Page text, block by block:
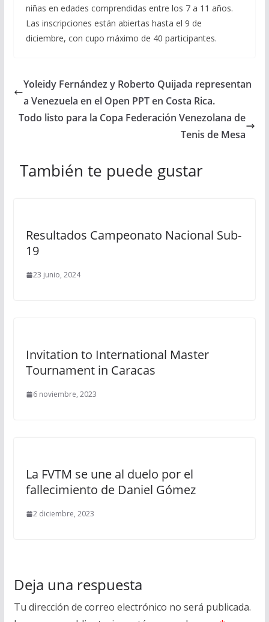
niñas en edades comprendidas entre los 7 a 11 años.
Las inscripciones están abiertas hasta el 9 de
diciembre, con cupo máximo de 40 participantes.
Yoleidy Fernández y Roberto Quijada representan
a Venezuela en el Open PPT en Costa Rica.
Todo listo para la Copa Federación Venezolana de
Tenis de Mesa
También te puede gustar
Resultados Campeonato Nacional Sub-
19
23 junio, 2024
Invitation to International Master
Tournament in Caracas
6 noviembre, 2023
La FVTM se une al duelo por el
fallecimiento de Daniel Gómez
2 diciembre, 2023
Deja una respuesta
Tu dirección de correo electrónico no será publicada.